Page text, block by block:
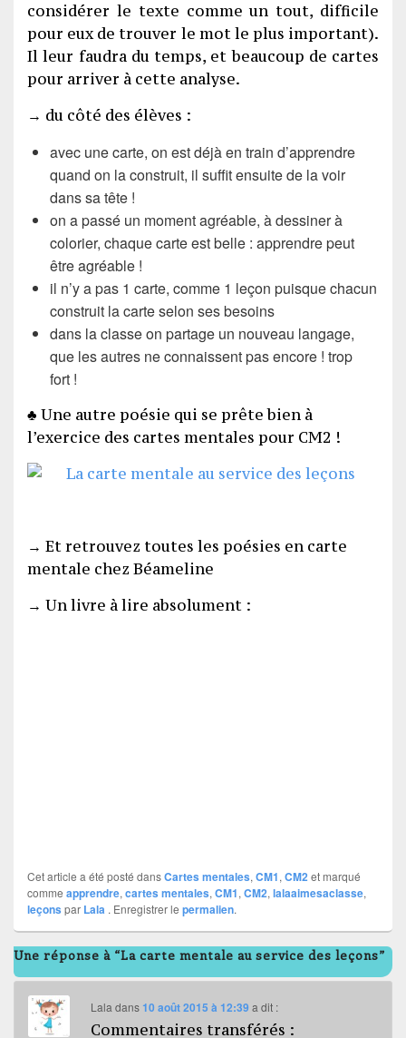
considérer le texte comme un tout, difficile
pour eux de trouver le mot le plus important).
Il leur faudra du temps, et beaucoup de cartes
pour arriver à cette analyse.
→ du côté des élèves :
avec une carte, on est déjà en train d’apprendre
quand on la construit, il suffit ensuite de la voir
dans sa tête !
on a passé un moment agréable, à dessiner à
colorier, chaque carte est belle : apprendre peut
être agréable !
il n’y a pas 1 carte, comme 1 leçon puisque chacun
construit la carte selon ses besoins
dans la classe on partage un nouveau langage,
que les autres ne connaissent pas encore ! trop
fort !
♣ Une autre poésie qui se prête bien à
l’exercice des cartes mentales pour CM2 !
→ Et retrouvez toutes les poésies en carte
mentale chez Béameline
→ Un livre à lire absolument :
Cet article a été posté dansCartes mentales, CM1, CM2et marqué
comme apprendre, cartes mentales, CM1, CM2, lalaaimesaclasse,
leçons par Lala . Enregistrer le permalien.
Une réponse à “La carte mentale au service des leçons”
Lala dans10 août 2015 à 12:39 a dit :
Commentaires transférés :